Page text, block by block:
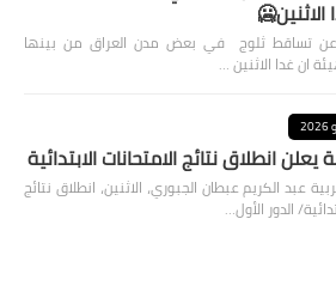
الاثنين🥶
عن تساقط ثلوج في بعض مدن العراق من بينها
يعلن انطلاق نتائج الامتحانات الابتدائية
عبد الكريم عبطان الجبوري، الاثنين، انطلاق نتائج
الدور الأول…